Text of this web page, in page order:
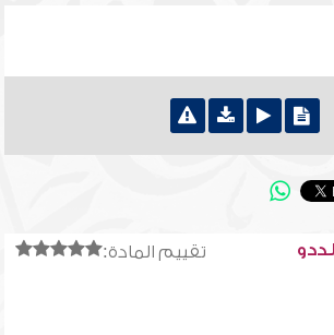
تقييم المادة: